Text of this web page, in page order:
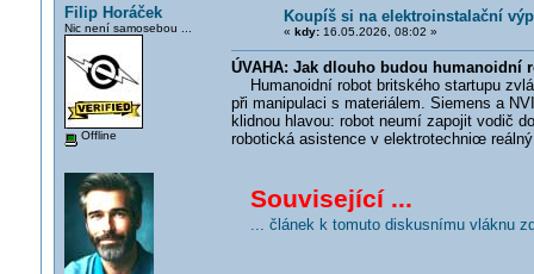
Filip Horáček
Nic není samosebou ...
Offline
Koupíš si na elektroinstalační
« kdy:16.05.2026, 08:02 »
ÚVAHA: Jak dlouho budou humanoidní
Humanoidní robot britského startupu
při manipulaci s materiálem. Siemens a
klidnou hlavou: robot neumí zapojit vodič
robotická asistence v elektrotechnice
Související ...
... článek k tomuto diskusnímu vláknu